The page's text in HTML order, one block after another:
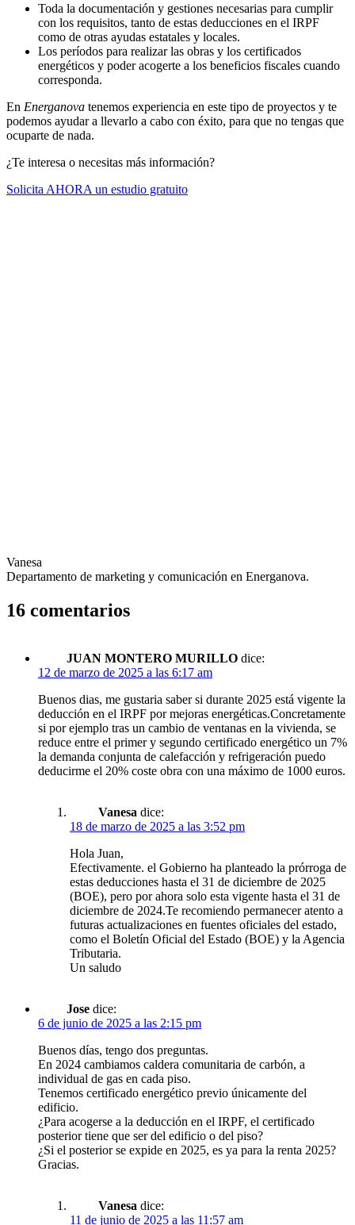
Toda la documentación y gestiones necesarias para cumplir
con los requisitos, tanto de estas deducciones en el IRPF
como de otras ayudas estatales y locales.
Los períodos para realizar las obras y los certificados
energéticos y poder acogerte a los beneficios fiscales cuando
corresponda.
En Energanova tenemos experiencia en este tipo de proyectos y te
podemos ayudar a llevarlo a cabo con éxito, para que no tengas que
ocuparte de nada.
¿Te interesa o necesitas más información?
Solicita AHORA un estudio gratuito
Vanesa
Departamento de marketing y comunicación en Energanova.
16 comentarios
JUAN MONTERO MURILLO dice:
12 de marzo de 2025 a las 6:17 am
Buenos dias, me gustaria saber si durante 2025 está vigente la
deducción en el IRPF por mejoras energéticas.Concretamente
si por ejemplo tras un cambio de ventanas en la vivienda, se
reduce entre el primer y segundo certificado energético un 7%
la demanda conjunta de calefacción y refrigeración puedo
deducirme el 20% coste obra con una máximo de 1000 euros.
Vanesa dice:
18 de marzo de 2025 a las 3:52 pm
Hola Juan,
Efectivamente. el Gobierno ha planteado la prórroga de
estas deducciones hasta el 31 de diciembre de 2025
(BOE), pero por ahora solo esta vigente hasta el 31 de
diciembre de 2024.Te recomiendo permanecer atento a
futuras actualizaciones en fuentes oficiales del estado,
como el Boletín Oficial del Estado (BOE) y la Agencia
Tributaria.
Un saludo
Jose dice:
6 de junio de 2025 a las 2:15 pm
Buenos días, tengo dos preguntas.
En 2024 cambiamos caldera comunitaria de carbón, a
individual de gas en cada piso.
Tenemos certificado energético previo únicamente del
edificio.
¿Para acogerse a la deducción en el IRPF, el certificado
posterior tiene que ser del edificio o del piso?
¿Si el posterior se expide en 2025, es ya para la renta 2025?
Gracias.
Vanesa dice:
11 de junio de 2025 a las 11:57 am